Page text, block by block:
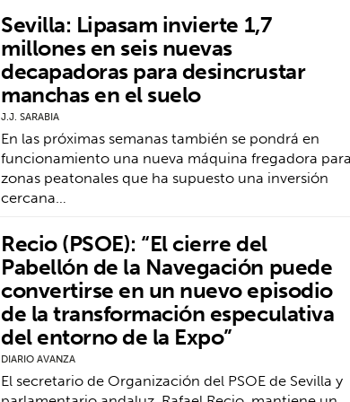
Sevilla: Lipasam invierte 1,7
millones en seis nuevas
decapadoras para desincrustar
manchas en el suelo
J.J. SARABIA
En las próximas semanas también se pondrá en
funcionamiento una nueva máquina fregadora
zonas peatonales que ha supuesto una inversión
cercana…
Recio (PSOE): “El cierre del
Pabellón de la Navegación puede
convertirse en un nuevo episodio
de la transformación especulativa
del entorno de la Expo”
DIARIO AVANZA
El secretario de Organización del PSOE de Sevilla y